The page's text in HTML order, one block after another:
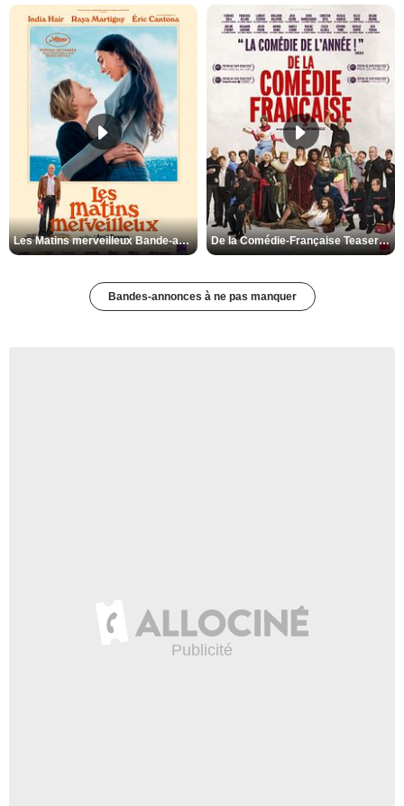
Les Matins merveilleux Bande-annonce VF De la Comédie-Française Teaser VF
Bandes-annonces à ne pas manquer